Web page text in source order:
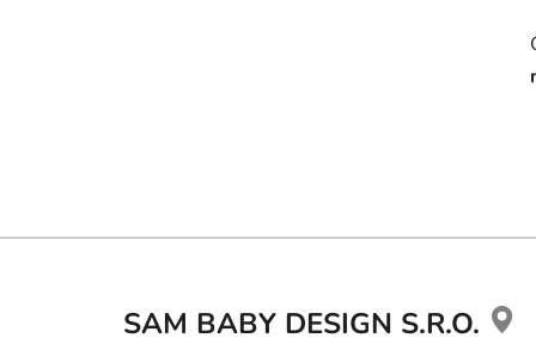
SAM BABY DESIGN S.R.O.